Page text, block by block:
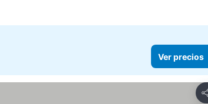
Ver precios